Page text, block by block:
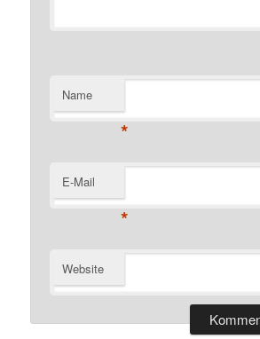
Name
*
E-Mail
*
Website